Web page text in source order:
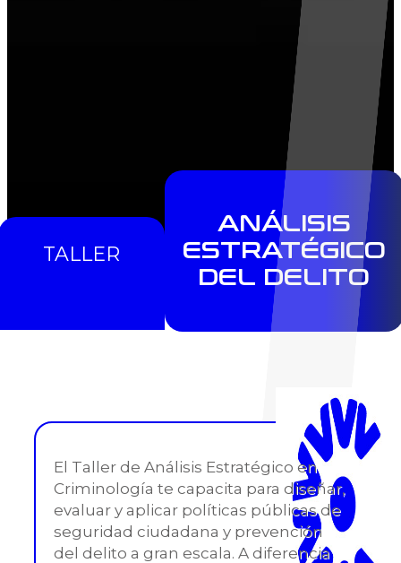
TALLER
ANÁLISIS
ESTRATÉGICO
DEL DELITO
El Taller de Análisis Estratégico en
Criminología te capacita para diseñar,
evaluar y aplicar políticas públicas de
seguridad ciudadana y prevención
del delito a gran escala. A diferencia